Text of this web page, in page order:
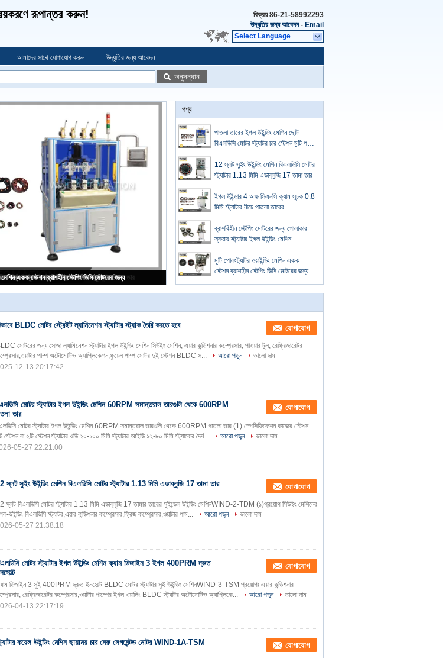
রূপান্তর করুন! বিক্রয়86-21-58992293
উদ্ধৃতির জন্য আবেদন- Email
Select Language
আমাদের সাথে যোগাযোগ করুন উদ্ধৃতির জন্য আবেদন
অনুসন্ধান
ছোট বিএলডিসি মোটর স্ট্যাটর চার স্টেশন মুটি পল উইন্ডার
পণ্য
পাতলা তারের ইগল উইন্ডিং মেশিন ছোট
বিএলডিসি মোটর স্ট্যাটর চার স্টেশন মুটি পল
12 স্লট সুইং উইন্ডিং মেশিন বিএলডিসি মোটর
স্ট্যাটার 1.13 মিমি এডাব্লুজি 17 তামা তার
ইগল উইন্ডার 4 অক্ষ সিএনসি ক্যাম সূচক 0.8
মিমি স্ট্যাটার নীচে পাতলা তারের
ব্রাশবিহীন স্টেপিং মোটরের জন্য গোলাকার
স্কয়ার স্ট্যাটার ইগল উইন্ডিং মেশিন
মুটি পোলস্ট্যাটর ওয়াইন্ডিং মেশিন একক
স্টেশন ব্রাশহীন স্টেপিং ডিসি মোটরের জন্য
BLDC মোটর স্ট্রেইট ল্যামিনেশন স্ট্যাটার স্ট্যাক তৈরি করতে হবে যোগাযোগ
মোটরের জন্য সোজা ল্যামিনেশন স্ট্যাটার ইগল উইন্ডিং মেশিন সিউইং মেশিন, এয়ার কন্ডিশনার কম্প্রেসার, পাওয়ার টুল, রেফ্রিজারেটর
পাম্প অটোমোটিভ অ্যাপ্লিকেশন,ফুয়েল পাম্প মোটর দুই স্টেশন BLDC স...
আরো পড়ুন
ভালো দাম
12-13 20:17:42
মোটর স্ট্যাটার ইগল উইন্ডিং মেশিন 60RPM সমান্তরাল তারগুলি থেকে 600RPM
তার
যোগাযোগ
মোটর স্ট্যাটার ইগল উইন্ডিং মেশিন 60RPM সমান্তরাল তারগুলি থেকে 600RPM পাতলা তার (1) স্পেসিফিকেশন কাজের স্টেশন
স্টেশন বা ২টি স্টেশন স্ট্যাটার ওডি ২০-১০০ মিমি স্ট্যাটার আইডি ১২-৮০ মিমি স্ট্যাকের দৈর্ঘ...
আরো পড়ুন
ভালো দাম
05-27 22:21:00
স্লট সুইং উইন্ডিং মেশিন বিএলডিসি মোটর স্ট্যাটার 1.13 মিমি এডাব্লুজি 17 তামা তার যোগাযোগ
স্লট বিএলডিসি মোটর স্ট্যাটার 1.13 মিমি এডাব্লুজি 17 তামার তারের সুইন্ডেল উইন্ডিং মেশিনWIND-2-TDM (১)প্রয়োগ সিউইং মেশিনের
উইন্ডিং বিএলডিসি স্ট্যাটর,এয়ার কন্ডিশনার কম্প্রেসার,ফ্রিজ কম্প্রেসার,ওয়াটার পাম...
আরো পড়ুন
ভালো দাম
05-27 21:38:18
মোটর স্ট্যাটার ইগল উইন্ডিং মেশিন ক্যাম ডিজাইন 3 ইগল 400PRM দ্রুত
যোগাযোগ
ডিজাইন 3 সুই 400PRM দ্রুত ইনসোল্ট BLDC মোটর স্ট্যাটার সুই উইন্ডিং মেশিনWIND-3-TSM প্রয়োগঃ এয়ার কন্ডিশনার
রেফ্রিজারেটর কম্প্রেসার,ওয়াটার পাম্পের ইগল ওয়ালিং BLDC স্ট্যাটর অটোমোটিভ অ্যাপ্লিকে...
আরো পড়ুন
ভালো দাম
04-13 22:17:19
কয়েল উইন্ডিং মেশিন ছায়াময় চার মেরু সেগমেন্টড মোটর WIND-1A-TSM যোগাযোগ